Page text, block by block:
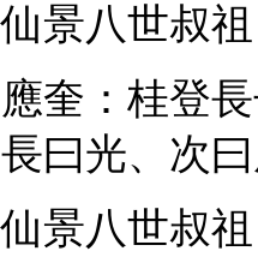
仙景八世叔祖
應奎：桂登
長曰光、次
仙景八世叔祖